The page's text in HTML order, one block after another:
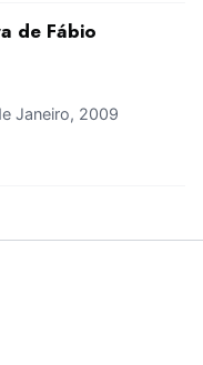
de Fábio
Janeiro, 2009